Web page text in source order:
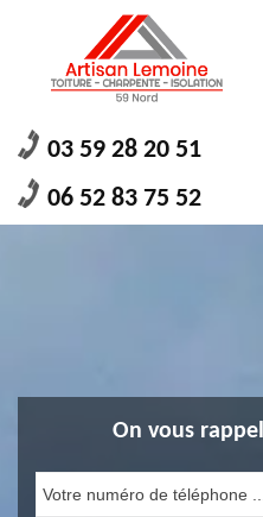
03 59 28 20 51
06 52 83 75 52
On vous